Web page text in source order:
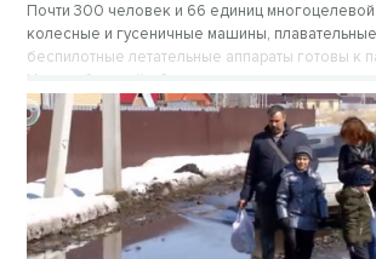
Почти 300 человек и 66 единиц многоцелевой
колесные и гусеничные машины,
беспилотные летательные аппараты готовы к
Новосибирской области.